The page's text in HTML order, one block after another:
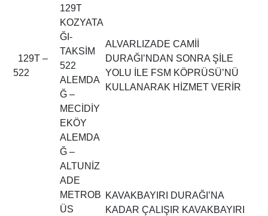
129T –
522
129T
KOZYATA
ĞI-
TAKSİM
ALVARLIZADE CAMİİ
DURAĞI’NDAN SONRA ŞİLE
YOLU İLE FSM KÖPRÜSÜ’NÜ
KULLANARAK HİZMET VERİR
522
ALEMDA
Ğ –
MECİDİY
EKÖY
ALEMDA
Ğ –
ALTUNİZ
ADE
METROB
ÜS
KAVAKBAYIRI DURAĞI’NA
KADAR ÇALIŞIR KAVAKBAYIRI